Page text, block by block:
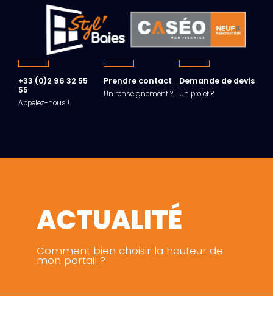
+33 (0)2 96 32 55
55
Appelez-nous !
Prendre contact
Un renseignement ?
Demande de devis
Un projet ?
ACTUALITÉ
Comment bien choisir la hauteur de
mon portail ?